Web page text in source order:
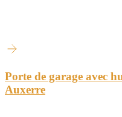
Porte de garage avec
Auxerre